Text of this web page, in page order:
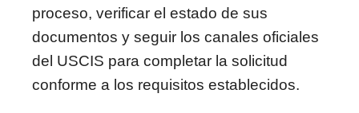
proceso, verificar el estado de sus
documentos y seguir los canales oficiales
del USCIS para completar la solicitud
conforme a los requisitos establecidos.